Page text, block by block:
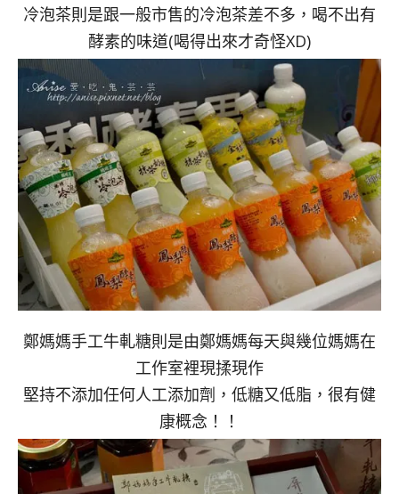
冷泡茶則是跟一般市售的冷泡茶差不多，喝不出有
酵素的味道(喝得出來才奇怪XD)
鄭媽媽手工牛軋糖則是由鄭媽媽每天與幾位媽媽在
工作室裡現揉現作
堅持不添加任何人工添加劑，低糖又低脂，很有健
康概念！！